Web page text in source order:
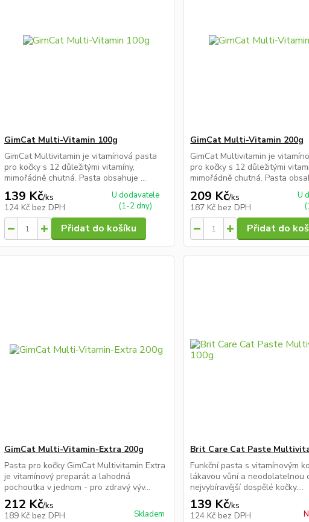
GimCat Multi-Vitamin 100g
GimCat Multivitamin je vitamínová pasta
pro kočky s 12 důležitými vitamíny,
mimořádně chutná. Pasta obsahuje ...
139 Kč/ks
124 Kč bez DPH
U dodavatele
(1-2 dny)
Přidat do košíku
GimCat Multi-Vitamin 200g
GimCat Multivitamin je
pro kočky s 12 důležitými
mimořádně chutná. Pasta
209 Kč/ks
187 Kč bez DPH
U
Přidat do
GimCat Multi-Vitamin-Extra 200g
Pasta pro kočky GimCat Multivitamin Extra
je vitamínový preparát a lahodná
pochoutka v jednom - pro zdravý výv...
212 Kč/ks
189 Kč bez DPH Skladem
Brit Care Cat Paste
Funkční pasta s vitamínovým
lákavou vůní a neodolatelnou
nejvybíravější dospělé kočky....
139 Kč/ks
124 Kč bez DPH